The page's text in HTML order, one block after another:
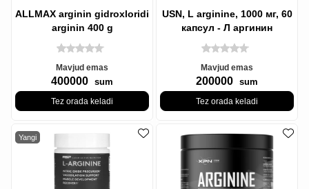
ALLMAX arginin gidroxloridi
arginin 400 g
Mavjud emas
400000 sum
Tez orada keladi
USN, L arginine, 1000 мг, 60
капсул - Л аргинин
Mavjud emas
200000 sum
Tez orada keladi
Yangi